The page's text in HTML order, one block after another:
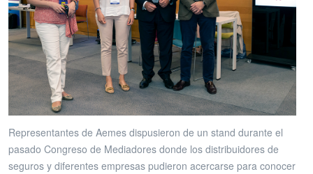
Representantes de Aemes dispusieron de un stand durante el
pasado Congreso de Mediadores donde los distribuidores de
seguros y diferentes empresas pudieron acercarse para conocer